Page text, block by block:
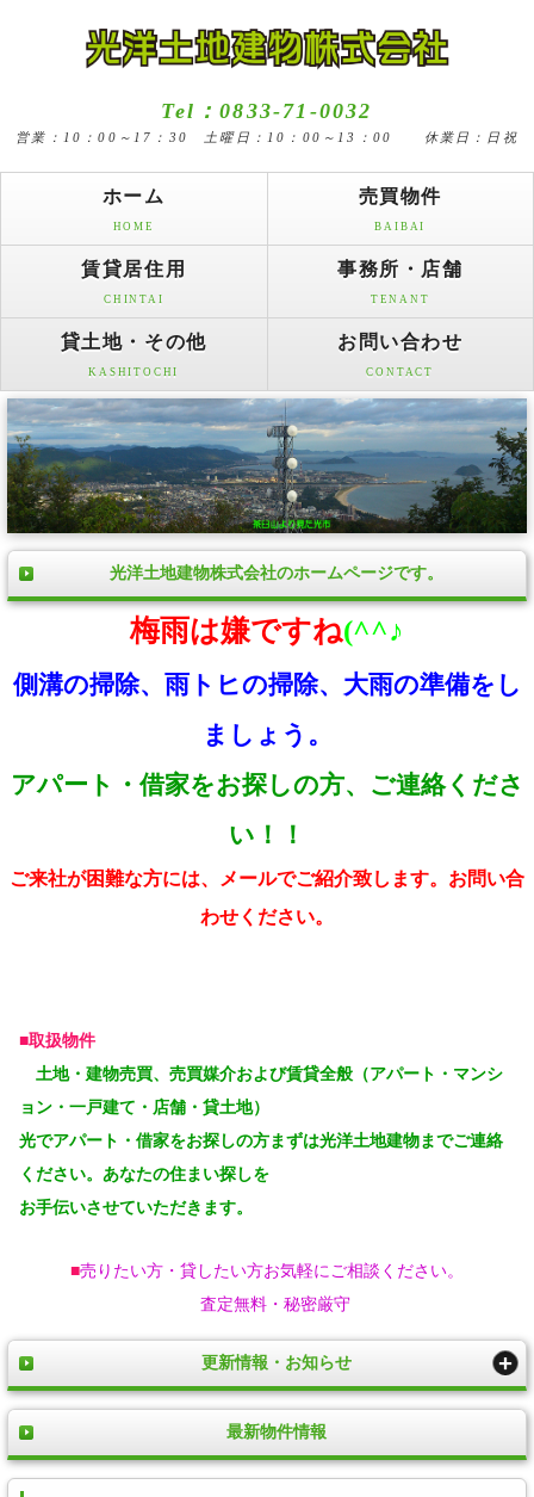
Tel：0833-71-0032
営業：10：00～17：30 土曜日：10：00～13：00 休業日：日祝
ホーム
HOME
売買物件
BAIBAI
賃貸居住用
CHINTAI
事務所・店舗
TENANT
貸土地・その他
KASHITOCHI
お問い合わせ
CONTACT
光洋土地建物株式会社のホームページです。
梅雨は嫌ですね(^^♪
側溝の掃除、雨トヒの掃除、大雨の準備をし
ましょう。
アパート・借家をお探しの方、ご連絡くださ
い！！
ご来社が困難な方には、メールでご紹介致します。お問い合
わせください。
■取扱物件
土地・建物売買、売買媒介および賃貸全般（アパート・マンシ
ョン・一戸建て・店舗・貸土地）
光でアパート・借家をお探しの方まずは光洋土地建物までご連絡
ください。あなたの住まい探しを
お手伝いさせていただきます。
■売りたい方・貸したい方お気軽にご相談ください。
査定無料・秘密厳守
更新情報・お知らせ
最新物件情報